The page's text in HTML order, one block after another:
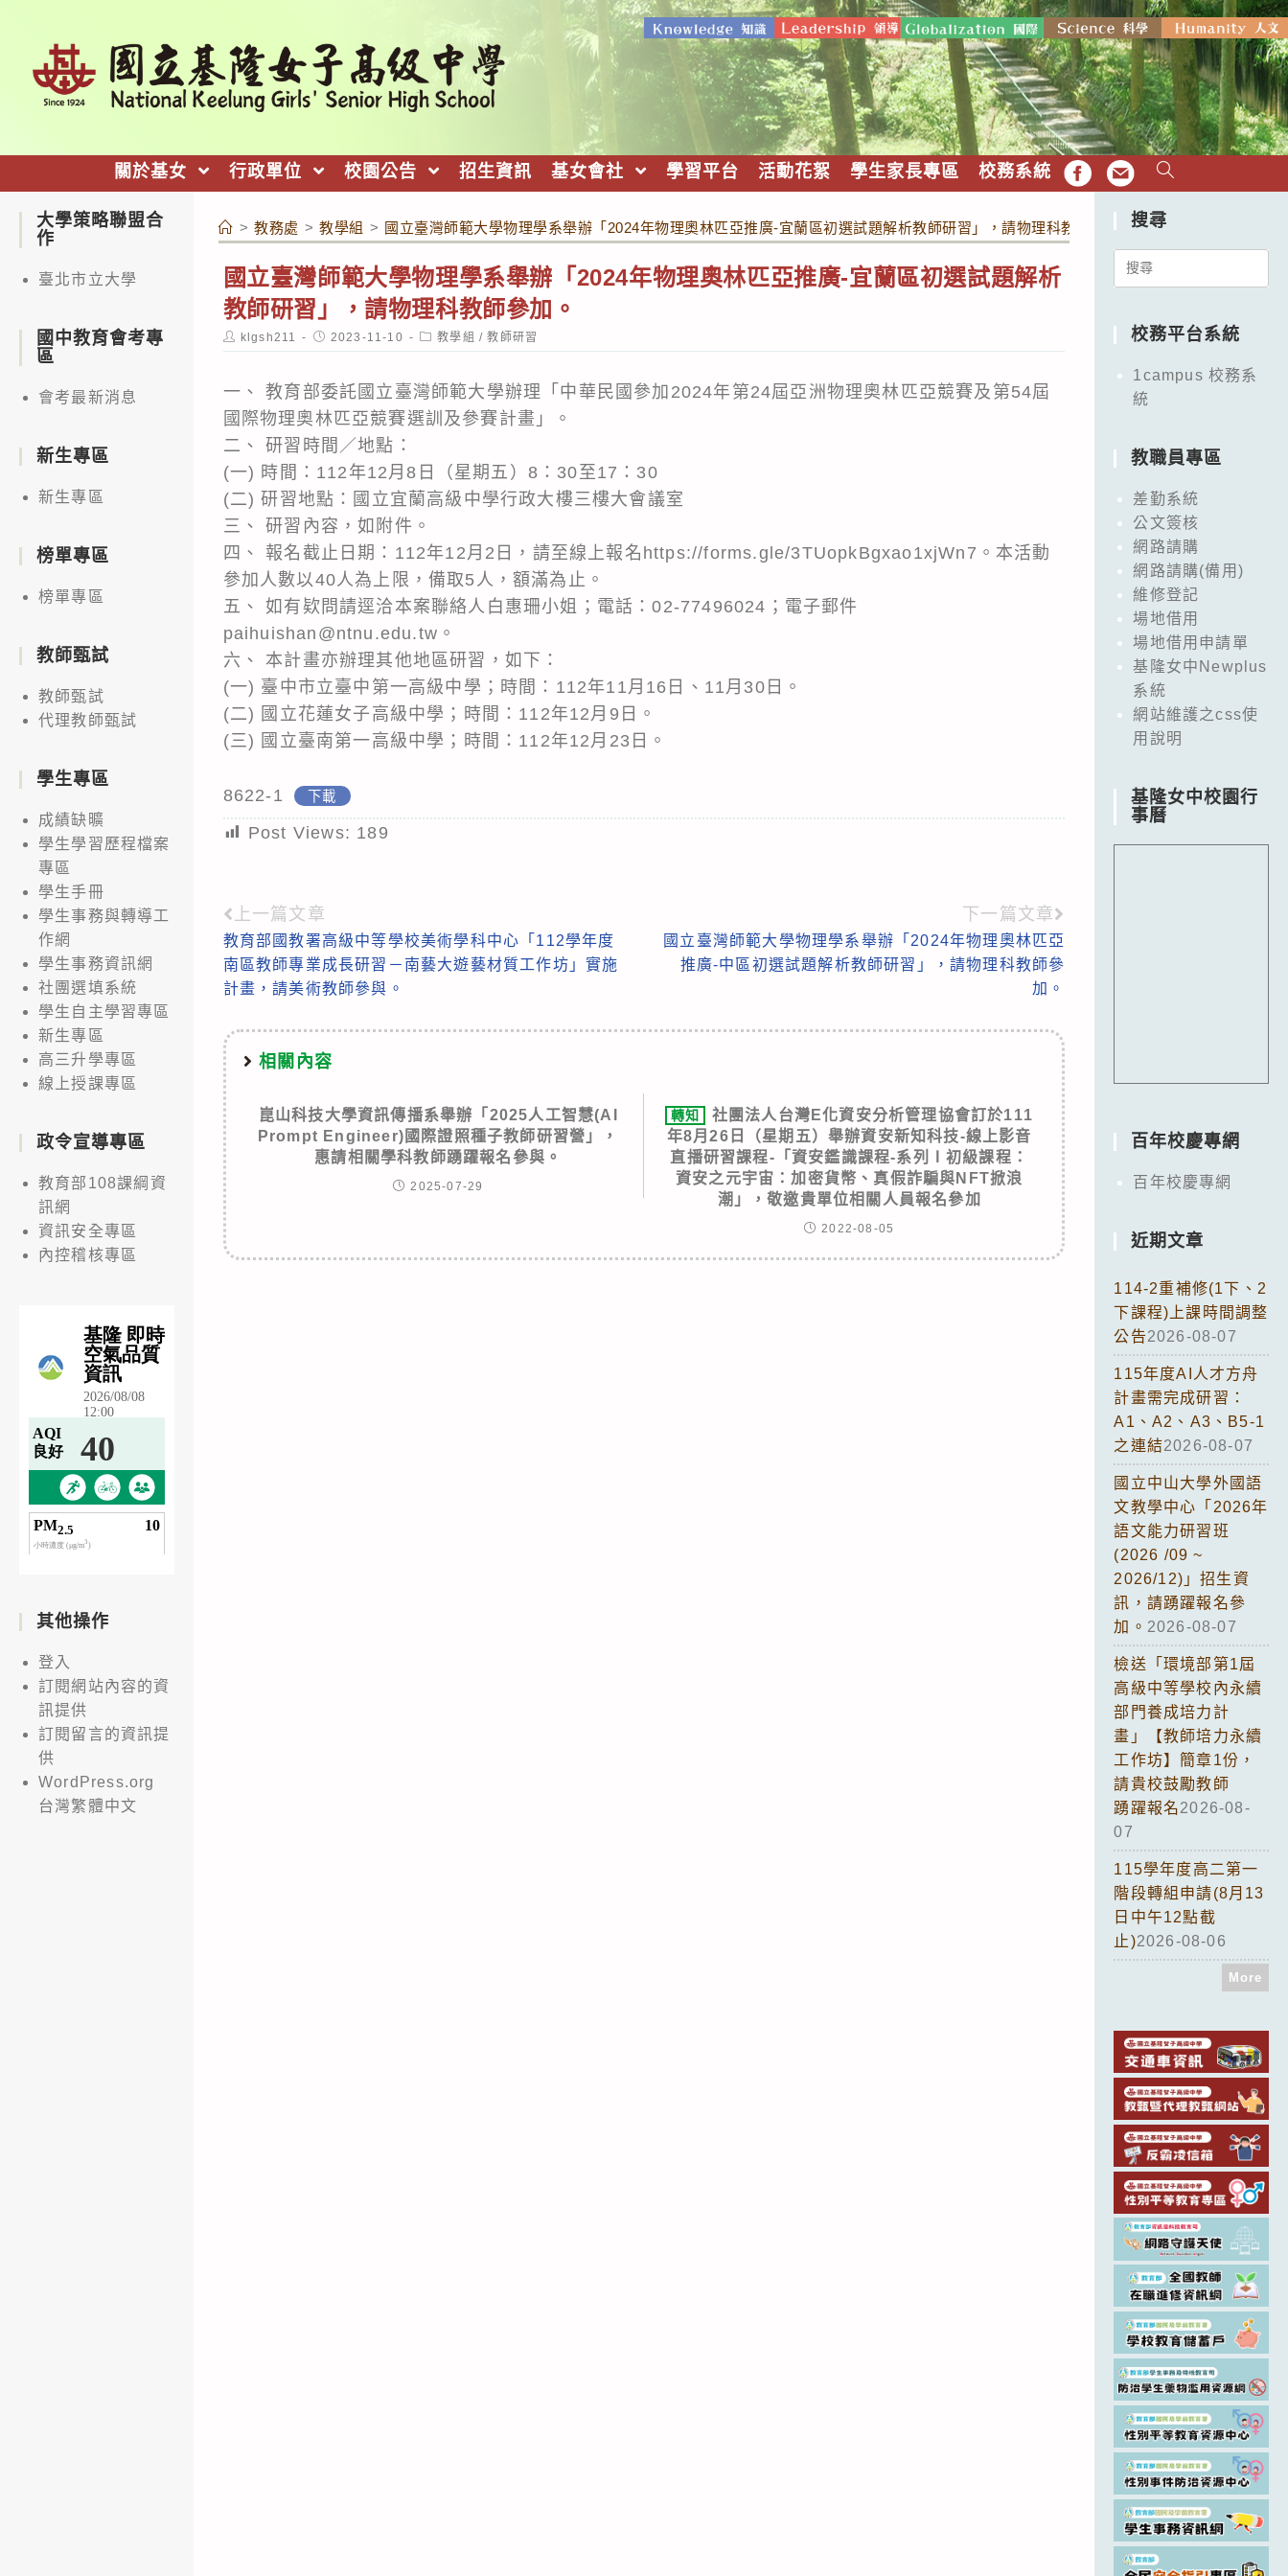
關於基女 行政單位 校園公告 招生資訊 基女會社 學習平台 活動花絮 學生家長專區 校務系統 FB EMAIL
> 教務處 > 教學組 > 國立臺灣師範大學物理學系舉辦「2024年物理奧林匹亞推廣-宜蘭區初選試題解析教師研習」，請物理科教師參加。
國立臺灣師範大學物理學系舉辦「2024年物理奧林匹亞推廣-宜蘭區初選試題解析
教師研習」，請物理科教師參加。
Post
author:
klgsh211
Post
published:
2023-11-10
Post
category:
教學組 / 教師研習
一、 教育部委託國立臺灣師範大學辦理「中華民國參加2024年第24屆亞洲物理奧林匹亞競賽及第54屆
國際物理奧林匹亞競賽選訓及參賽計畫」。
二、 研習時間／地點：
(一) 時間：112年12月8日（星期五）8：30至17：30
(二) 研習地點：國立宜蘭高級中學行政大樓三樓大會議室
三、 研習內容，如附件。
四、 報名截止日期：112年12月2日，請至線上報名https://forms.gle/3TUopkBgxao1xjWn7。本活動
參加人數以40人為上限，備取5人，額滿為止。
五、 如有欵問請逕洽本案聯絡人白惠珊小姐；電話：02-77496024；電子郵件
paihuishan@ntnu.edu.tw。
六、 本計畫亦辦理其他地區研習，如下：
(一) 臺中市立臺中第一高級中學；時間：112年11月16日、11月30日。
(二) 國立花蓮女子高級中學；時間：112年12月9日。
(三) 國立臺南第一高級中學；時間：112年12月23日。
8622-1 下載
Post Views: 189
Read
more
articles
上一篇文章
教育部國教署高級中等學校美術學科中心「112學年度
南區教師專業成長研習－南藝大遊藝材質工作坊」實施
計畫，請美術教師參與。
下一篇文章
國立臺灣師範大學物理學系舉辦「2024年物理奧林匹亞
推廣-中區初選試題解析教師研習」，請物理科教師參
加。
相關內容
崑山科技大學資訊傳播系舉辦「2025人工智慧(AI
Prompt Engineer)國際證照種子教師研習營」，
惠請相關學科教師踴躍報名參與。
2025-07-29
轉知
社團法人台灣E化資安分析管理協會訂於111
年8月26日（星期五）舉辦資安新知科技-線上影音
直播研習課程-「資安鑑識課程-系列Ⅰ初級課程：
資安之元宇宙：加密貨幣、真假詐騙與NFT掀浪
潮」，敬邀貴單位相關人員報名參加
2022-08-05
大學策略聯盟合
作
臺北市立大學
國中教育會考專
區
會考最新消息
新生專區
新生專區
榜單專區
榜單專區
教師甄試
教師甄試
代理教師甄試
學生專區
成績缺曠
學生學習歷程檔案
專區
學生手冊
學生事務與轉導工
作網
學生事務資訊網
社團選填系統
學生自主學習專區
新生專區
高三升學專區
線上授課專區
政令宣導專區
教育部108課綱資
訊網
資訊安全專區
內控稽核專區
其他操作
登入
訂閱網站內容的資
訊提供
訂閱留言的資訊提
供
WordPress.org
台灣繁體中文
搜尋
Search
校務平台系統
1campus 校務系
統
教職員專區
差勤系統
公文簽核
網路請購
網路請購(備用)
維修登記
場地借用
場地借用申請單
基隆女中Newplus
系統
網站維護之css使
用說明
基隆女中校園行
事曆
百年校慶專網
百年校慶專網
近期文章
114-2重補修(1下、2
下課程)上課時間調整
公告2026-08-07
115年度AI人才方舟
計畫需完成研習：
A1、A2、A3、B5-1
之連結2026-08-07
國立中山大學外國語
文教學中心「2026年
語文能力研習班
(2026 /09 ~
2026/12)」招生資
訊，請踴躍報名參
加。 2026-08-07
檢送「環境部第1屆
高級中等學校內永續
部門養成培力計
畫」【教師培力永續
工作坊】簡章1份，
請貴校鼓勵教師
踴躍報名2026-08-
07
115學年度高二第一
階段轉組申請(8月13
日中午12點截
止)2026-08-06
More